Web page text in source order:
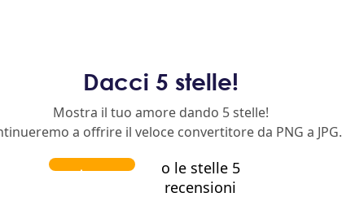
Dacci 5 stelle!
Mostra il tuo amore dando 5 stelle!
a offrire il veloce convertitore da PNG a JPG.
o le stelle 5
recensioni